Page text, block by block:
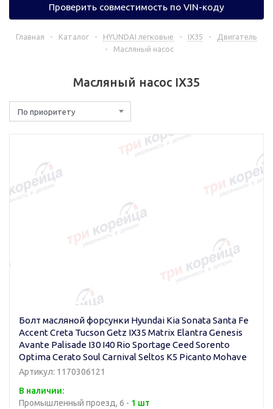
Проверить совместимость по VIN-коду
Главная - Каталог - HYUNDAI легковые - IX35 -
Двигатель
-
Масляный насос
Масляный насос IX35
По приоритету
Болт масляной форсунки Hyundai Kia Sonata Santa Fe
Accent Creta Tucson Getz IX35 Matrix Elantra Genesis
Avante Palisade I30 I40 Rio Sportage Ceed Sorento
Optima Cerato Soul Carnival Seltos K5 Picanto Mohave
Артикул: 1170306121
В наличии:
Промышленный проезд, 6 - 1 шт